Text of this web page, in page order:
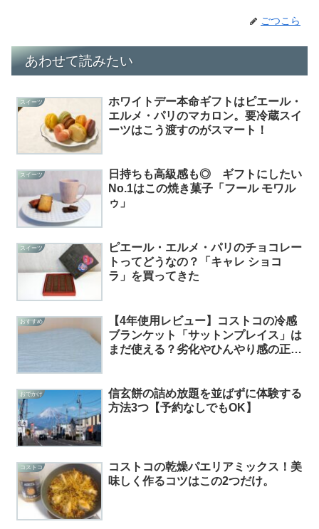
ごつこら
あわせて読みたい
スイーツ
ホワイトデー本命ギフトはピエール・
エルメ・パリのマカロン。要冷蔵スイ
ーツはこう渡すのがスマート！
スイーツ
日持ちも高級感も◎ ギフトにしたい
No.1はこの焼き菓子「フール モワル
ゥ」
スイーツ
ピエール・エルメ・パリのチョコレー
トってどうなの？「キャレ ショコ
ラ」を買ってきた
おすすめ
【4年使用レビュー】コストコの冷感
ブランケット「サットンプレイス」は
まだ使える？劣化やひんやり感の正直
おでかけ
信玄餅の詰め放題を並ばずに体験する
方法3つ【予約なしでもOK】
コストコ
コストコの乾燥パエリアミックス！美
味しく作るコツはこの2つだけ。